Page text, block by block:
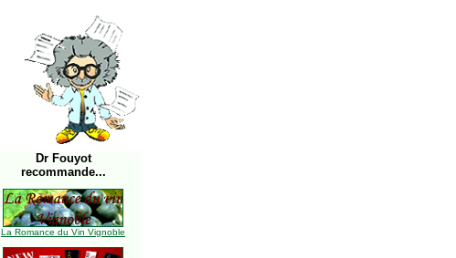
Dr Fouyot
recommande...
La Romance du Vin Vignoble